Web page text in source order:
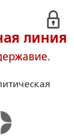
линия